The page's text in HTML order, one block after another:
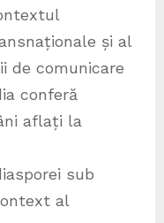
și al
de comunicare
conferă
aflați la
sub
al